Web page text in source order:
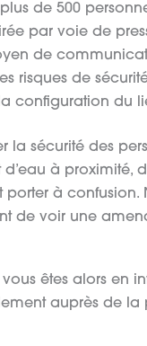
de 500
par voie de
de
risques de
configuration du
la sécurité des
d’eau à
à
de voir une
vous êtes alors
auprès de la